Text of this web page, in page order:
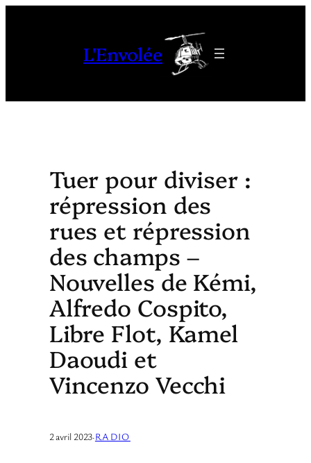
L'Envolée
Tuer pour diviser :
répression des
rues et répression
des champs –
Nouvelles de Kémi,
Alfredo Cospito,
Libre Flot, Kamel
Daoudi et
Vincenzo Vecchi
2 avril 2023·RADIO